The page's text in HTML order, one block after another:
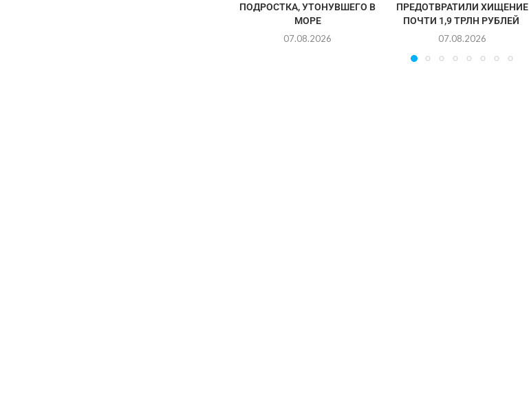
ПОДРОСТКА, УТОНУВШЕГО В
МОРЕ
07.08.2026
ПРЕДОТВРАТИЛИ ХИЩЕНИЕ
ПОЧТИ 1,9 ТРЛН РУБЛЕЙ
07.08.2026